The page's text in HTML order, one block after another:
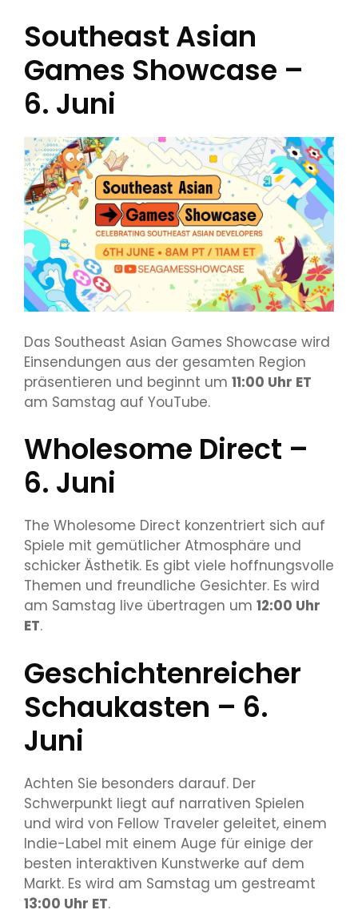
Southeast Asian
Games Showcase –
6. Juni
Das Southeast Asian Games Showcase wird
Einsendungen aus der gesamten Region
präsentieren und beginnt um 11:00 Uhr ET
am Samstag auf YouTube.
Wholesome Direct –
6. Juni
The Wholesome Direct konzentriert sich auf
Spiele mit gemütlicher Atmosphäre und
schicker Ästhetik. Es gibt viele hoffnungsvolle
Themen und freundliche Gesichter. Es wird
am Samstag live übertragen um 12:00 Uhr
ET.
Geschichtenreicher
Schaukasten – 6.
Juni
Achten Sie besonders darauf. Der
Schwerpunkt liegt auf narrativen Spielen
und wird von Fellow Traveler geleitet, einem
Indie-Label mit einem Auge für einige der
besten interaktiven Kunstwerke auf dem
Markt. Es wird am Samstag um gestreamt
13:00 Uhr ET.